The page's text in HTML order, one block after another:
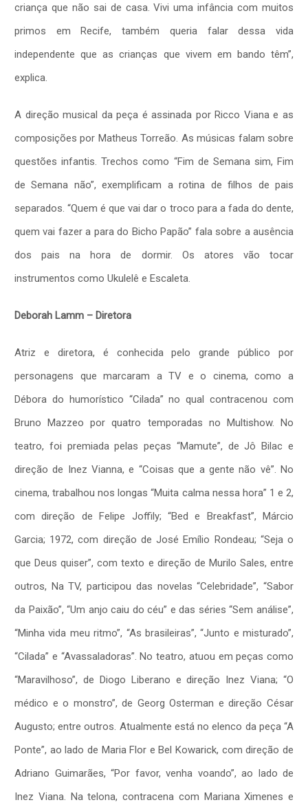
criança que não sai de casa. Vivi uma infância com muitos
primos em Recife, também queria falar dessa vida
independente que as crianças que vivem em bando têm”,
explica.
A direção musical da peça é assinada por Ricco Viana e as
composições por Matheus Torreão. As músicas falam sobre
questões infantis. Trechos como “Fim de Semana sim, Fim
de Semana não”, exemplificam a rotina de filhos de pais
separados. “Quem é que vai dar o troco para a fada do dente,
quem vai fazer a para do Bicho Papão” fala sobre a ausência
dos pais na hora de dormir. Os atores vão tocar
instrumentos como Ukulelê e Escaleta.
Deborah Lamm – Diretora
Atriz e diretora, é conhecida pelo grande público por
personagens que marcaram a TV e o cinema, como a
Débora do humorístico “Cilada” no qual contracenou com
Bruno Mazzeo por quatro temporadas no Multishow. No
teatro, foi premiada pelas peças “Mamute”, de Jô Bilac e
direção de Inez Vianna, e “Coisas que a gente não vê”. No
cinema, trabalhou nos longas “Muita calma nessa hora” 1 e 2,
com direção de Felipe Joffily; “Bed e Breakfast”, Márcio
Garcia; 1972, com direção de José Emílio Rondeau; “Seja o
que Deus quiser”, com texto e direção de Murilo Sales, entre
outros, Na TV, participou das novelas “Celebridade”, “Sabor
da Paixão”, “Um anjo caiu do céu” e das séries “Sem análise”,
“Minha vida meu ritmo”, “As brasileiras”, “Junto e misturado”,
“Cilada” e “Avassaladoras”. No teatro, atuou em peças como
“Maravilhoso”, de Diogo Liberano e direção Inez Viana; “O
médico e o monstro”, de Georg Osterman e direção César
Augusto; entre outros. Atualmente está no elenco da peça “A
Ponte”, ao lado de Maria Flor e Bel Kowarick, com direção de
Adriano Guimarães, “Por favor, venha voando”, ao lado de
Inez Viana. Na telona, contracena com Mariana Ximenes e